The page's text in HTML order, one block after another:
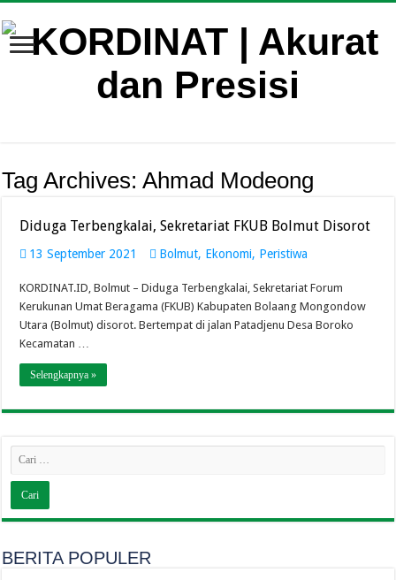
Tag Archives:Ahmad Modeong
Diduga Terbengkalai, Sekretariat FKUB Bolmut Disorot
13 September 2021 Bolmut, Ekonomi, Peristiwa
KORDINAT.ID, Bolmut – Diduga Terbengkalai, Sekretariat Forum
Kerukunan Umat Beragama (FKUB) Kabupaten Bolaang Mongondow
Utara (Bolmut) disorot. Bertempat di jalan Patadjenu Desa Boroko
Kecamatan …
Selengkapnya »
BERITA POPULER